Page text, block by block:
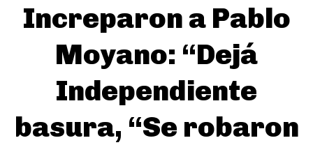
Increparon a Pablo
Moyano: “Dejá
Independiente
basura, “Se robaron